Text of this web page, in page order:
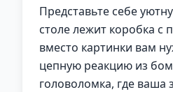
Представьте себе
столе лежит коробка с
вместо картинки вам
цепную реакцию из
головоломка, где ваша